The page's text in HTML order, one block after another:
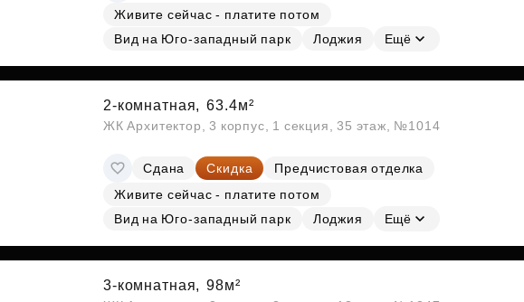
Живите сейчас - платите потом
Вид на Юго-западный парк
Лоджия Ещё
2-комнатная, 63.4м²
ЖК Архитектор, 3 корпус, 1 секция, 35 этаж, №1014
Сдана Скидка
Предчистовая отделка
Живите сейчас - платите потом
Вид на Юго-западный парк
Лоджия Ещё
3-комнатная, 98м²